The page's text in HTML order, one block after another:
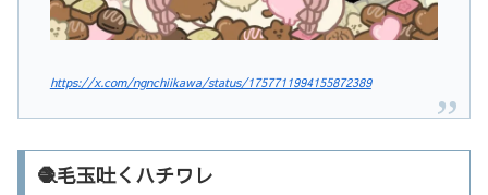
https://x.com/ngnchiikawa/status/1757711994155872389
🧶毛玉吐くハチワレ